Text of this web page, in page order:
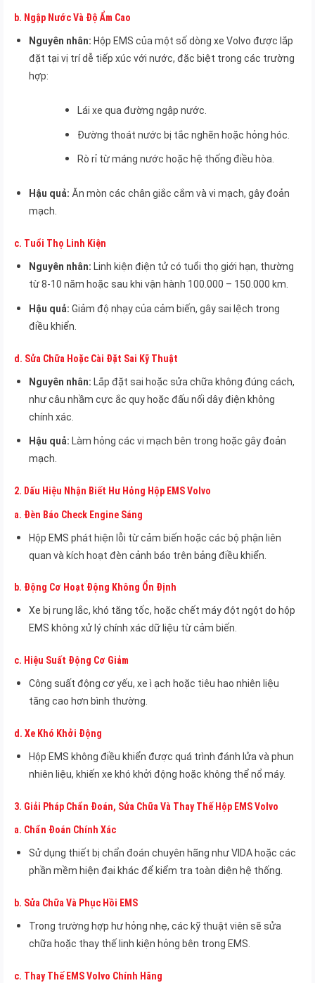
b. Ngập Nước Và Độ Ẩm Cao
Nguyên nhân: Hộp EMS của một số dòng xe Volvo được lắp
đặt tại vị trí dễ tiếp xúc với nước, đặc biệt trong các trường
hợp:
Lái xe qua đường ngập nước.
Đường thoát nước bị tắc nghẽn hoặc hỏng hóc.
Rò rỉ từ máng nước hoặc hệ thống điều hòa.
Hậu quả: Ăn mòn các chân giắc cắm và vi mạch, gây đoản
mạch.
c. Tuổi Thọ Linh Kiện
Nguyên nhân: Linh kiện điện tử có tuổi thọ giới hạn, thường
từ 8-10 năm hoặc sau khi vận hành 100.000 – 150.000 km.
Hậu quả: Giảm độ nhạy của cảm biến, gây sai lệch trong
điều khiển.
d. Sửa Chữa Hoặc Cài Đặt Sai Kỹ Thuật
Nguyên nhân: Lắp đặt sai hoặc sửa chữa không đúng cách,
như câu nhầm cực ắc quy hoặc đấu nối dây điện không
chính xác.
Hậu quả: Làm hỏng các vi mạch bên trong hoặc gây đoản
mạch.
2. Dấu Hiệu Nhận Biết Hư Hỏng Hộp EMS Volvo
a. Đèn Báo Check Engine Sáng
Hộp EMS phát hiện lỗi từ cảm biến hoặc các bộ phận liên
quan và kích hoạt đèn cảnh báo trên bảng điều khiển.
b. Động Cơ Hoạt Động Không Ổn Định
Xe bị rung lắc, khó tăng tốc, hoặc chết máy đột ngột do hộp
EMS không xử lý chính xác dữ liệu từ cảm biến.
c. Hiệu Suất Động Cơ Giảm
Công suất động cơ yếu, xe ì ạch hoặc tiêu hao nhiên liệu
tăng cao hơn bình thường.
d. Xe Khó Khởi Động
Hộp EMS không điều khiển được quá trình đánh lửa và phun
nhiên liệu, khiến xe khó khởi động hoặc không thể nổ máy.
3. Giải Pháp Chẩn Đoán, Sửa Chữa Và Thay Thế Hộp EMS Volvo
a. Chẩn Đoán Chính Xác
Sử dụng thiết bị chẩn đoán chuyên hãng như VIDA hoặc các
phần mềm hiện đại khác để kiểm tra toàn diện hệ thống.
b. Sửa Chữa Và Phục Hồi EMS
Trong trường hợp hư hỏng nhẹ, các kỹ thuật viên sẽ sửa
chữa hoặc thay thế linh kiện hỏng bên trong EMS.
c. Thay Thế EMS Volvo Chính Hãng